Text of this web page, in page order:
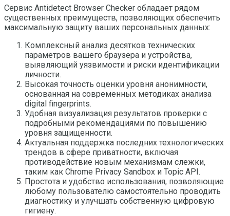
Сервис Antidetect Browser Checker обладает рядом
существенных преимуществ, позволяющих обеспечить
максимальную защиту ваших персональных данных:
Комплексный анализ десятков технических
параметров вашего браузера и устройства,
выявляющий уязвимости и риски идентификации
личности.
Высокая точность оценки уровня анонимности,
основанная на современных методиках анализа
digital fingerprints.
Удобная визуализация результатов проверки с
подробными рекомендациями по повышению
уровня защищенности.
Актуальная поддержка последних технологических
трендов в сфере приватности, включая
противодействие новым механизмам слежки,
таким как Chrome Privacy Sandbox и Topic API.
Простота и удобство использования, позволяющие
любому пользователю самостоятельно проводить
диагностику и улучшать собственную цифровую
гигиену.